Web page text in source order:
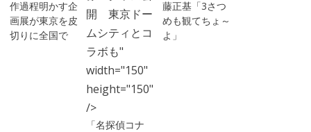
作過程明かす企
画展が東京を皮
切りに全国で
開 東京ドー
ムシティとコ
ラボも"
width="150"
height="150"
/>
「名探偵コナ
藤正基「3さつ
めも観てちょ～
よ」